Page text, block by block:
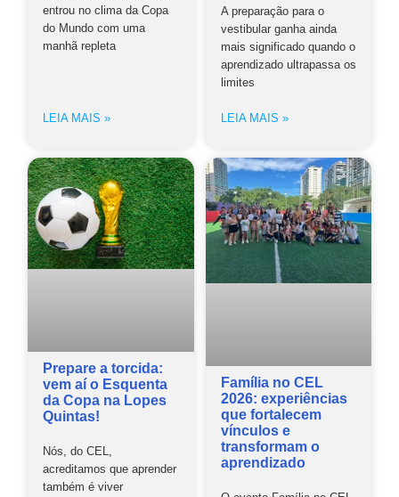
entrou no clima da Copa
do Mundo com uma
manhã repleta
LEIA MAIS »
A preparação para o
vestibular ganha ainda
mais significado quando o
aprendizado ultrapassa os
limites
LEIA MAIS »
Prepare a torcida:
vem aí o Esquenta
da Copa na Lopes
Quintas!
Nós, do CEL,
acreditamos que aprender
também é viver
Família no CEL
2026: experiências
que fortalecem
vínculos e
transformam o
aprendizado